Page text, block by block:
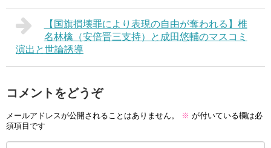
【国旗損壊罪により表現の自由が奪われる】椎
名林檎（安倍晋三支持）と成田悠輔のマスコミ
演出と世論誘導
コメントをどうぞ
メールアドレスが公開されることはありません。 ※ が付いている欄は必
須項目です